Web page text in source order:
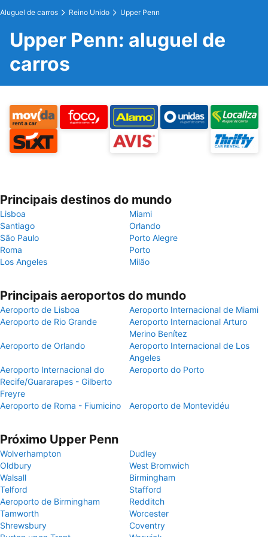
Aluguel de carros Reino Unido Upper Penn
Upper Penn: aluguel de
carros
Principais destinos do mundo
Lisboa
Miami
Santiago
Orlando
São Paulo
Porto Alegre
Roma
Porto
Los Angeles
Milão
Principais aeroportos do mundo
Aeroporto de Lisboa
Aeroporto Internacional de Miami
Aeroporto de Rio Grande
Aeroporto Internacional Arturo
Merino Benítez
Aeroporto de Orlando
Aeroporto Internacional de Los
Angeles
Aeroporto Internacional do
Recife/Guararapes - Gilberto
Freyre
Aeroporto do Porto
Aeroporto de Roma - Fiumicino Aeroporto de Montevidéu
Próximo Upper Penn
Wolverhampton
Dudley
Oldbury
West Bromwich
Walsall
Birmingham
Telford
Stafford
Aeroporto de Birmingham
Redditch
Tamworth
Worcester
Shrewsbury
Coventry